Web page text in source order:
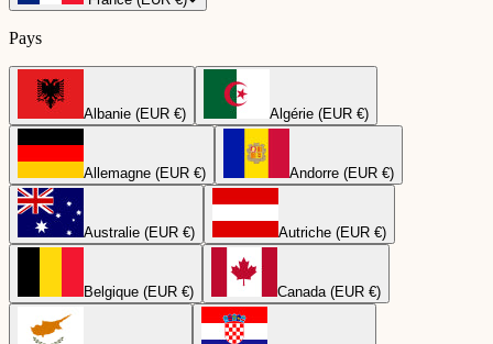
Pays
Albanie (EUR €) Algérie (EUR €)
Allemagne (EUR €) Andorre (EUR €)
Australie (EUR €) Autriche (EUR €)
Belgique (EUR €) Canada (EUR €)